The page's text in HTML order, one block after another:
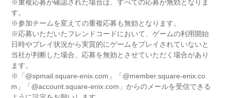
※重複応募が確認された場合は、すべての応募が無効となりま
す。
※参加チームを変えての重複応募も無効となります。
※応募いただいたフレンドコードにおいて、ゲームの利用開始
日時やプレイ状況から実質的にゲームをプレイされていないと
当社が判断した場合、応募を無効とさせていただく場合があり
ます。
※「@spmail.square-enix.com」「@member.square-enix.co
m」「@account.square-enix.com」からのメールを受信できる